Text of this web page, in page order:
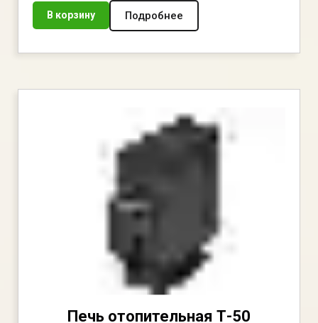
В корзину Подробнее
Печь отопительная Т-50